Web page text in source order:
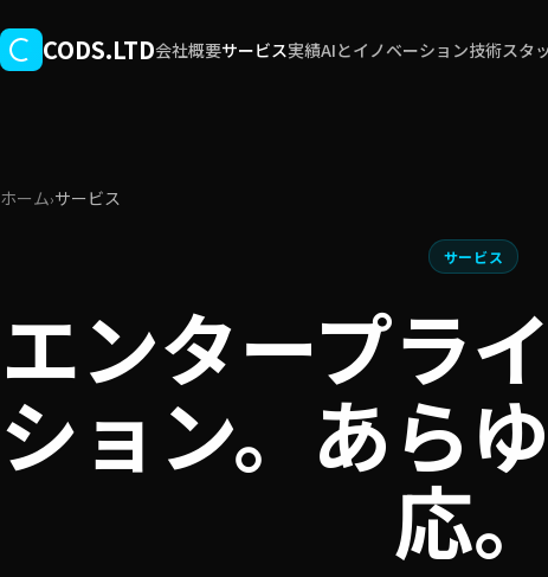
CODS.LTD会社概要サービス実績AIとイノベーション技術スタ
ホーム›サービス
サービス
エンタープラ
ション。あら
応。